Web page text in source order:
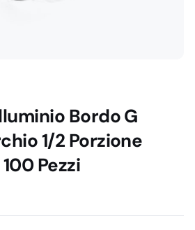
Bordo G
1/2 Porzione
Pezzi